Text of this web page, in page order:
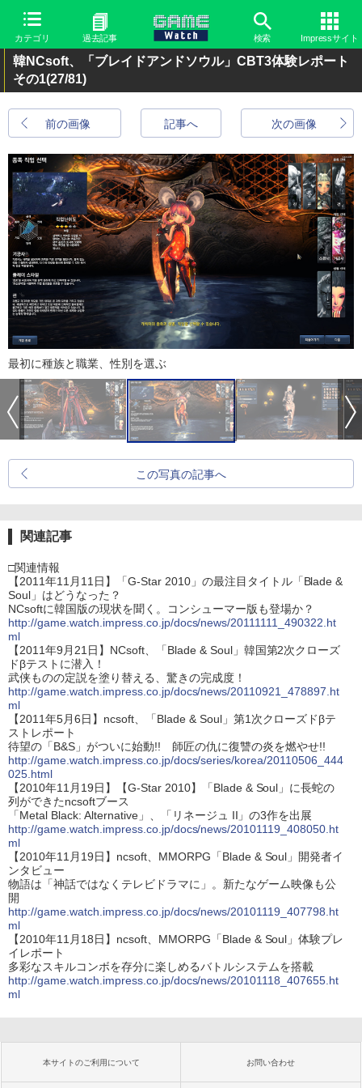
カテゴリ 過去記事 検索 Impressサイト
韓NCsoft、「ブレイドアンドソウル」CBT3体験レポート
その1(27/81)
前の画像 次の画像
記事へ
最初に種族と職業、性別を選ぶ
この写真の記事へ
関連記事
□関連情報
【2011年11月11日】「G-Star 2010」の最注目タイトル「Blade &
Soul」はどうなった？
NCsoftに韓国版の現状を聞く。コンシューマー版も登場か？
http://game.watch.impress.co.jp/docs/news/20111111_490322.ht
ml
【2011年9月21日】NCsoft、「Blade & Soul」韓国第2次クローズ
ドβテストに潜入！
武侠ものの定説を塗り替える、驚きの完成度！
http://game.watch.impress.co.jp/docs/news/20110921_478897.ht
ml
【2011年5月6日】ncsoft、「Blade & Soul」第1次クローズドβテ
ストレポート
待望の「B&S」がついに始動!! 師匠の仇に復讐の炎を燃やせ!!
http://game.watch.impress.co.jp/docs/series/korea/20110506_444
025.html
【2010年11月19日】【G-Star 2010】「Blade & Soul」に長蛇の
列ができたncsoftブース
「Metal Black: Alternative」、「リネージュ II」の3作を出展
http://game.watch.impress.co.jp/docs/news/20101119_408050.ht
ml
【2010年11月19日】ncsoft、MMORPG「Blade & Soul」開発者イ
ンタビュー
物語は「神話ではなくテレビドラマに」。新たなゲーム映像も公
開
http://game.watch.impress.co.jp/docs/news/20101119_407798.ht
ml
【2010年11月18日】ncsoft、MMORPG「Blade & Soul」体験プレ
イレポート
多彩なスキルコンボを存分に楽しめるバトルシステムを搭載
http://game.watch.impress.co.jp/docs/news/20101118_407655.ht
ml
本サイトのご利用について お問い合わせ